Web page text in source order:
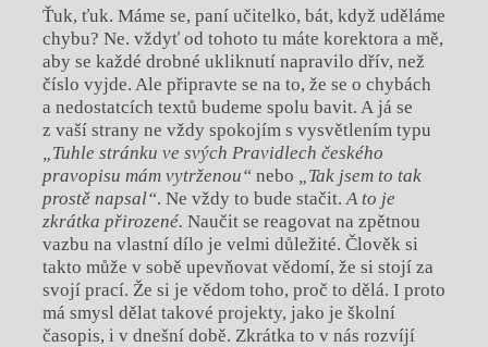
Ťuk, ťuk. Máme se, paní učitelko, bát, když uděláme
chybu? Ne. vždyť od tohoto tu máte korektora a mě,
aby se každé drobné ukliknutí napravilo dřív, než
číslo vyjde. Ale připravte se na to, že se o chybách
a nedostatcích textů budeme spolu bavit. A já se
z vaší strany ne vždy spokojím s vysvětlením typu
„Tuhle stránku ve svých Pravidlech českého
pravopisu mám vytrženou“nebo „Tak jsem to tak
prostě napsal“. Ne vždy to bude stačit.A to je
zkrátka přirozené. Naučit se reagovat na zpětnou
vazbu na vlastní dílo je velmi důležité. Člověk si
takto může v sobě upevňovat vědomí, že si stojí za
svojí prací. Že si je vědom toho, proč to dělá. I proto
má smysl dělat takové projekty, jako je školní
časopis, i v dnešní době. Zkrátka to v nás rozvíjí